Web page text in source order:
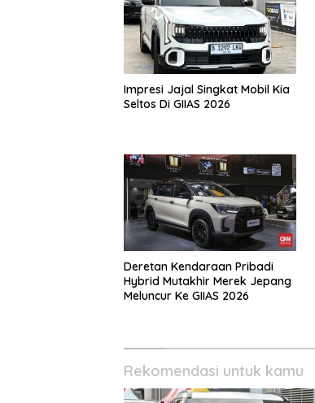
Impresi Jajal Singkat Mobil Kia
Seltos Di GIIAS 2026
Deretan Kendaraan Pribadi
Hybrid Mutakhir Merek Jepang
Meluncur Ke GIIAS 2026
Rekomendasi untuk kamu